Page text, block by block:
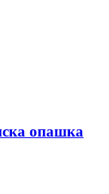
опашка